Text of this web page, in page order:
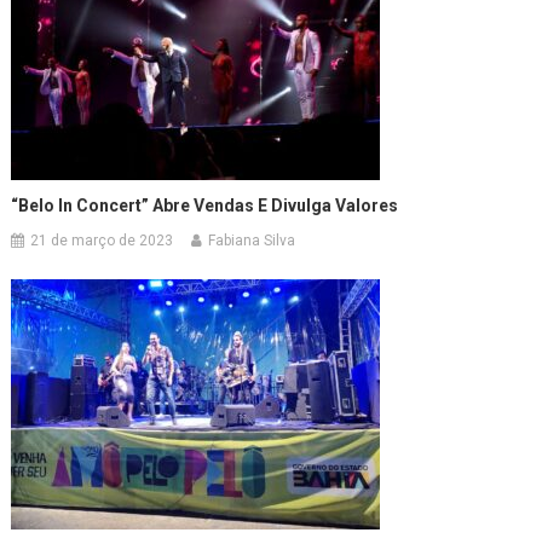
“Belo In Concert” Abre Vendas E Divulga Valores
21 de março de 2023 Fabiana Silva